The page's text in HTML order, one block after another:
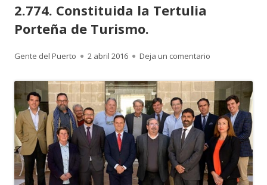
2.774. Constituida la Tertulia
Porteña de Turismo.
Autor
Gente del Puerto
Publicado
2 abril 2016 Deja un comentario